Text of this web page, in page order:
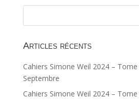
Articles récents
Cahiers Simone Weil 2024 –
Septembre
Cahiers Simone Weil 2024 –